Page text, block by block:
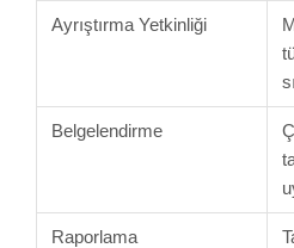
Ayrıştırma Yetkinliği
Belgelendirme
Raporlama